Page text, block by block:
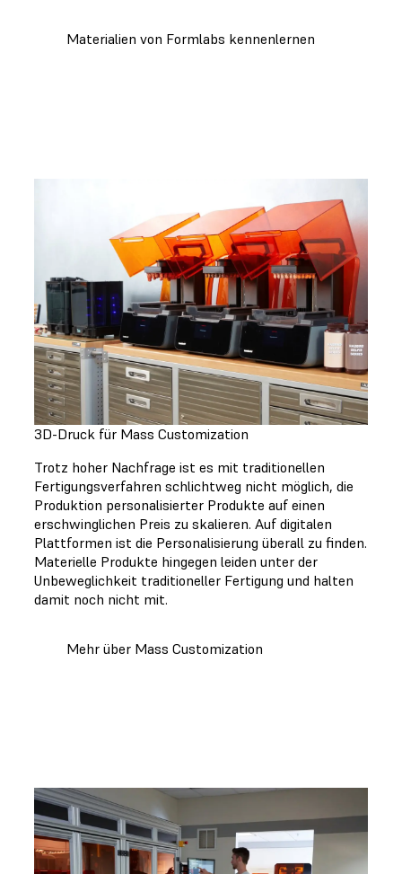
Materialien von Formlabs kennenlernen
3D-Druck für Mass Customization
Trotz hoher Nachfrage ist es mit traditionellen
Fertigungsverfahren schlichtweg nicht möglich, die
Produktion personalisierter Produkte auf einen
erschwinglichen Preis zu skalieren. Auf digitalen
Plattformen ist die Personalisierung überall zu finden.
Materielle Produkte hingegen leiden unter der
Unbeweglichkeit traditioneller Fertigung und halten
damit noch nicht mit.
Mehr über Mass Customization